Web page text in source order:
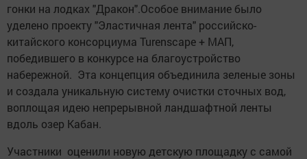
гонки на лодках "Дракон".Особое внимание было
уделено проекту "Эластичная лента" российско-
китайского консорциума Turenscape + MAП,
победившего в конкурсе на благоустройство
набережной. Эта концепция объединила зеленые зоны
и создала уникальную систему очистки сточных вод,
воплощая идею непрерывной ландшафтной ленты
вдоль озер Кабан.
Участники оценили новую детскую площадку с самой